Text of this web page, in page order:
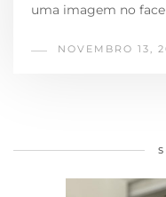
uma imagem no face
NOVEMBRO 13,